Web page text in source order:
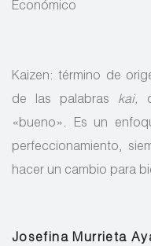
Económico
Kaizen: término de
de las palabras kai,
«bueno». Es un
perfeccionamiento,
hacer un cambio para
Josefina Murrieta